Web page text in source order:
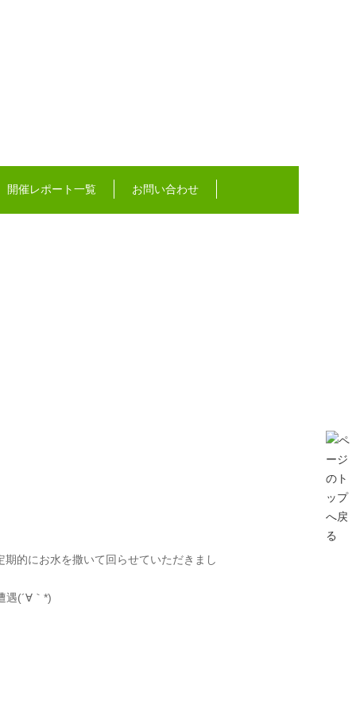
開催レポート一覧 お問い合わせ
的にお水を撒いて回らせていただきまし
遇(´∀｀*)